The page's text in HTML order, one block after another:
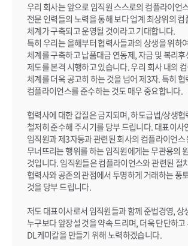
우리 회사는 앞으로 임직원 스스로의 컴플라이언
전문 인력들의 노력을 통해 보다 업계 최상위의
체계가 구축되고 운영될 것이라고 기대합니다.
특히 우리는 올해부터 협력사들과의 상생을 위하
체계를 구축하고 납품대금 연동제, 자금 및 복리후
제도를 본격 시행하고 있습니다. 우리 회사 내의
체계를 더욱 공고히 하는 것을 넘어 제3자. 특히
컴플라이언스를 준수하는 것도 매우 중요합니다.
협력사에 대한 갑질은 금지되며, 하도급법/상생협
철저히 준수해 주시기를 당부 드립니다. 대표이사
임직원과 제3자등과 관련된 회사의 컴플라이언스
무너뜨리는 행위를 하는 임직원에게는 무관용의
것입니다. 임직원들은 컴플라이언스와 관련된 절
협력사와 공존의 관점에서 투명하게 거래하는 풍
것을 당부 드립니다.
저도 대표이사로서 임직원들과 함께 준법경영, 상
누구보다 앞장설 것을 약속 드리며, 더욱 단단하고
DL케미칼을 만들기 위해 노력하겠습니다.